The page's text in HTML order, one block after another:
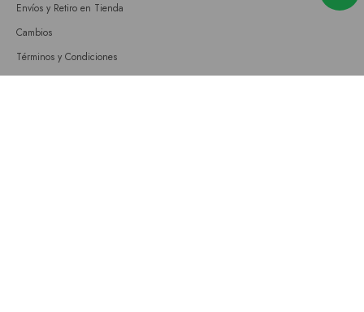
Envíos y Retiro en Tienda
Cambios
Términos y Condiciones